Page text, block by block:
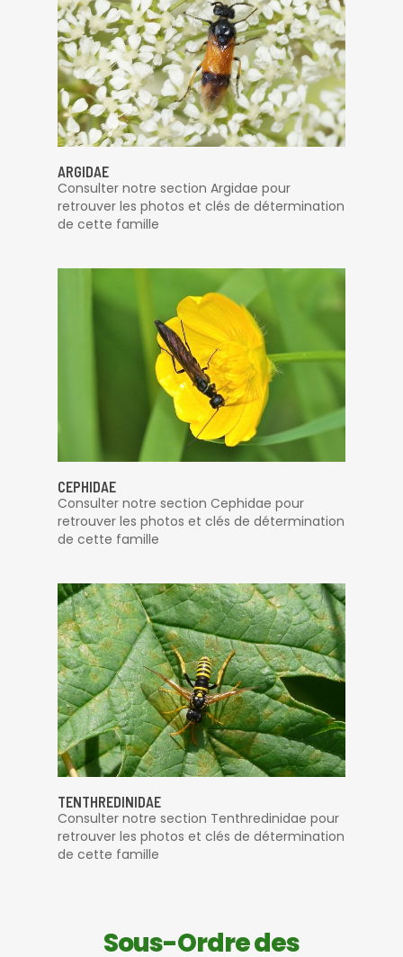
ARGIDAE
Consulter notre section Argidae pour
retrouver les photos et clés de détermination
de cette famille
CEPHIDAE
Consulter notre section Cephidae pour
retrouver les photos et clés de détermination
de cette famille
TENTHREDINIDAE
Consulter notre section Tenthredinidae pour
retrouver les photos et clés de détermination
de cette famille
Sous-Ordre des